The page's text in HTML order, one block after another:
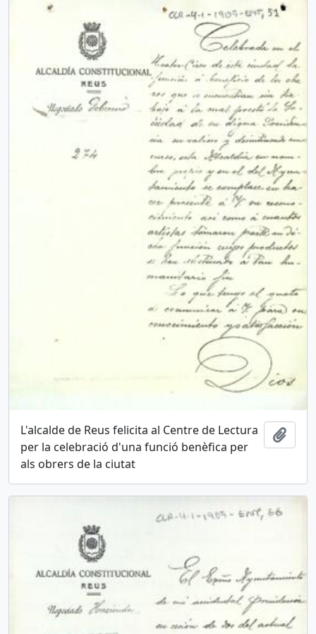
L'alcalde de Reus felicita al Centre de Lectura
per la celebració d'una funció benèfica per
als obrers de la ciutat